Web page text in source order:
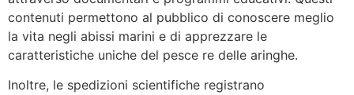
contenuti permettono al pubblico di conoscere meglio
la vita negli abissi marini e di apprezzare le
caratteristiche uniche del pesce re delle aringhe.
Inoltre, le spedizioni scientifiche registrano